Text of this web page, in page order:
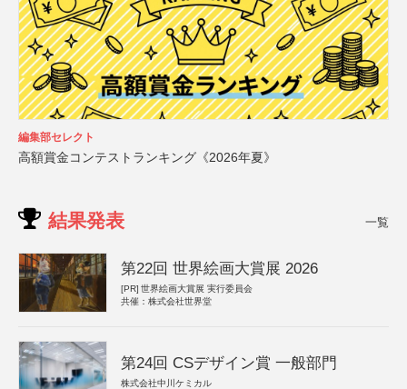
編集部セレクト
高額賞金コンテストランキング《2026年夏》
結果発表 一覧
第22回 世界絵画大賞展 2026
[PR] 世界絵画大賞展 実行委員会
共催：株式会社世界堂
第24回 CSデザイン賞 一般部門
株式会社中川ケミカル